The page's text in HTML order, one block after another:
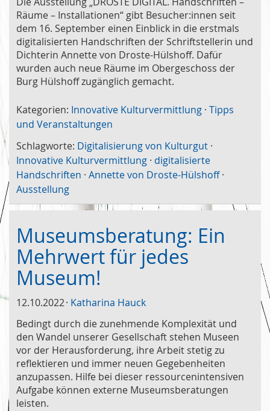
Räume – Installationen“ gibt Besucher:innen seit
dem 16. September einen Einblick in die erstmals
digitalisierten Handschriften der Schriftstellerin und
Dichterin Annette von Droste-Hülshoff. Dafür
wurden auch neue Räume im Obergeschoss der
Burg Hülshoff zugänglich gemacht.
Kategorien: Innovative Kulturvermittlung · Tipps
und Veranstaltungen
Schlagworte: Digitalisierung von Kulturgut ·
Innovative Kulturvermittlung · digitalisierte
Handschriften · Annette von Droste-Hülshoff·
Ausstellung
Museumsberatung: Ein
Mehrwert für jedes
Museum!
12.10.2022 Katharina Hauck
Bedingt durch die zunehmende Komplexität und
den Wandel unserer Gesellschaft stehen Museen
vor der Herausforderung, ihre Arbeit stetig zu
reflektieren und immer neuen Gegebenheiten
anzupassen. Hilfe bei dieser ressourcenintensiven
Aufgabe können externe Museumsberatungen
leisten.